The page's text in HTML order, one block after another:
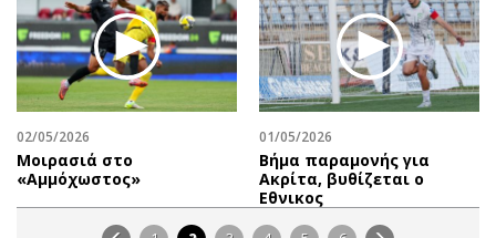
02/05/2026
Μοιρασιά στο
«Αμμόχωστος»
01/05/2026
Βήμα παραμονής για
Ακρίτα, βυθίζεται ο
Εθνικος